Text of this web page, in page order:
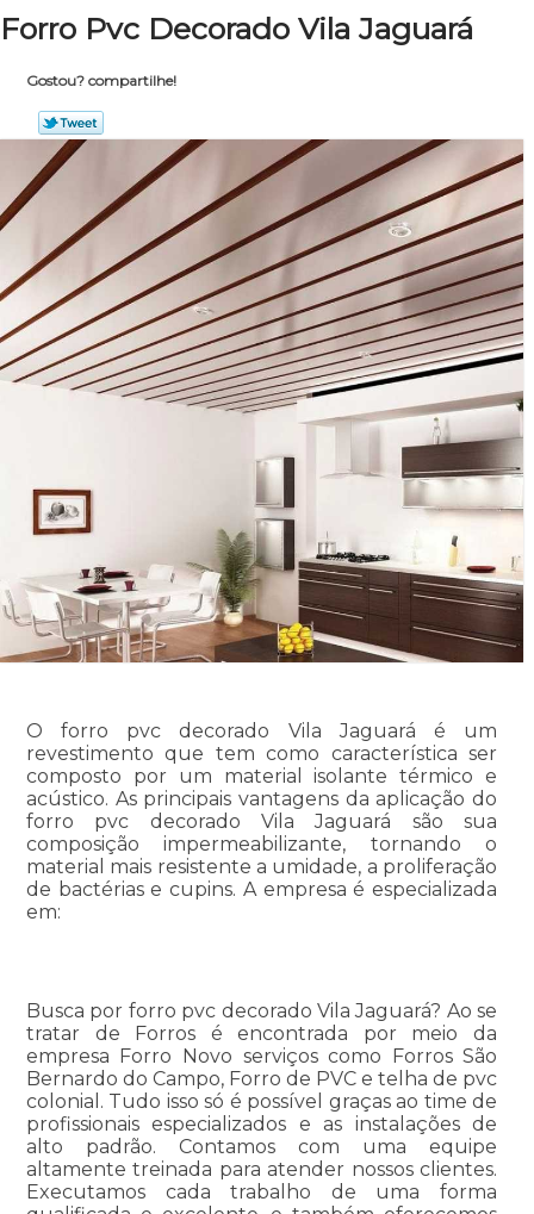
Forro Pvc Decorado Vila Jaguará
Gostou? compartilhe!
O forro pvc decorado Vila Jaguará é um
revestimento que tem como característica ser
composto por um material isolante térmico e
acústico. As principais vantagens da aplicação do
forro pvc decorado Vila Jaguará são sua
composição impermeabilizante, tornando o
material mais resistente a umidade, a proliferação
de bactérias e cupins. A empresa é especializada
em:
Busca por forro pvc decorado Vila Jaguará? Ao se
tratar de Forros é encontrada por meio da
empresa Forro Novo serviços como Forros São
Bernardo do Campo, Forro de PVC e telha de pvc
colonial. Tudo isso só é possível graças ao time de
profissionais especializados e as instalações de
alto padrão. Contamos com uma equipe
altamente treinada para atender nossos clientes.
Executamos cada trabalho de uma forma